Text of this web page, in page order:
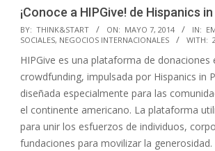
¡Conoce a HIPGive! de Hispanics
2014-
05-
07
BY: THINK&START ON: MAYO 7, 2014 IN:
SOCIALES, NEGOCIOS INTERNACIONALES WITH:
HIPGive es una plataforma de donaciones
crowdfunding, impulsada por Hispanics in
diseñada especialmente para las
el continente americano. La plataforma
para unir los esfuerzos de individuos,
fundaciones para movilizar la